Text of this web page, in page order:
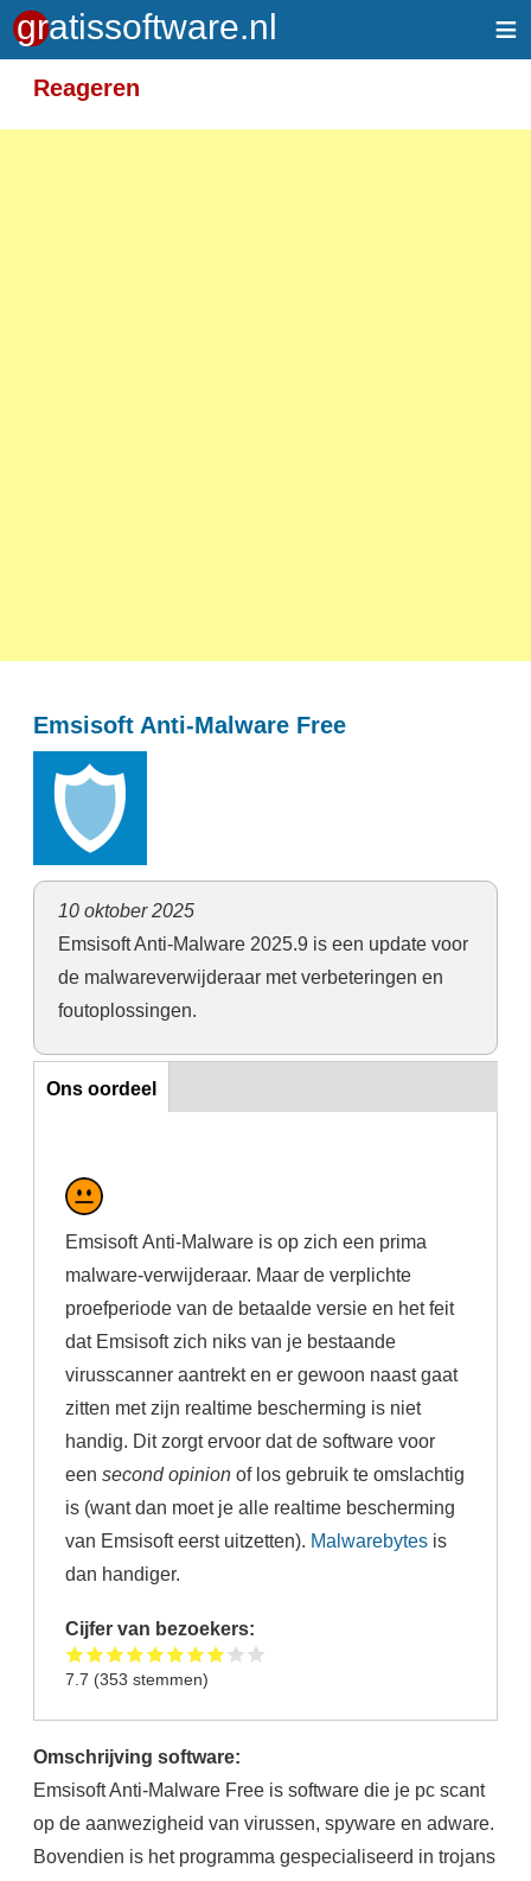
≡
Reageren
Emsisoft Anti-Malware Free
10 oktober 2025
Emsisoft Anti-Malware 2025.9 is een update voor
de malwareverwijderaar met verbeteringen en
foutoplossingen.
Ons oordeel
Ons oordeel
Emsisoft Anti-Malware is op zich een prima
malware-verwijderaar. Maar de verplichte
proefperiode van de betaalde versie en het feit
dat Emsisoft zich niks van je bestaande
virusscanner aantrekt en er gewoon naast gaat
zitten met zijn realtime bescherming is niet
handig. Dit zorgt ervoor dat de software voor
eensecond opinion of los gebruik te omslachtig
is (want dan moet je alle realtime bescherming
van Emsisoft eerst uitzetten). Malwarebytes is
dan handiger.
Cijfer van bezoekers:
7.7 (353 stemmen)
Omschrijving software:
Emsisoft Anti-Malware Free is software die je pc scant
op de aanwezigheid van virussen, spyware en adware.
Bovendien is het programma gespecialiseerd in trojans